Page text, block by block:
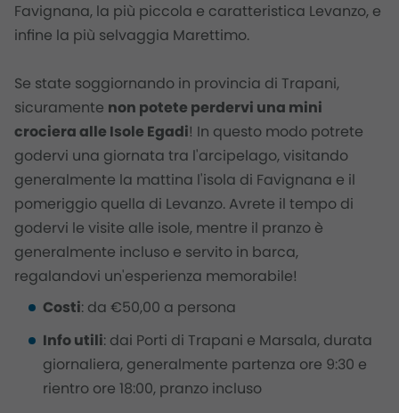
Favignana, la più piccola e caratteristica Levanzo, e
infine la più selvaggia Marettimo.
Se state soggiornando in provincia di Trapani,
sicuramente non potete perdervi una mini
crociera alle Isole Egadi! In questo modo potrete
godervi una giornata tra l'arcipelago, visitando
generalmente la mattina l'isola di Favignana e il
pomeriggio quella di Levanzo. Avrete il tempo di
godervi le visite alle isole, mentre il pranzo è
generalmente incluso e servito in barca,
regalandovi un'esperienza memorabile!
Costi: da €50,00 a persona
Info utili: dai Porti di Trapani e Marsala, durata
giornaliera, generalmente partenza ore 9:30 e
rientro ore 18:00, pranzo incluso